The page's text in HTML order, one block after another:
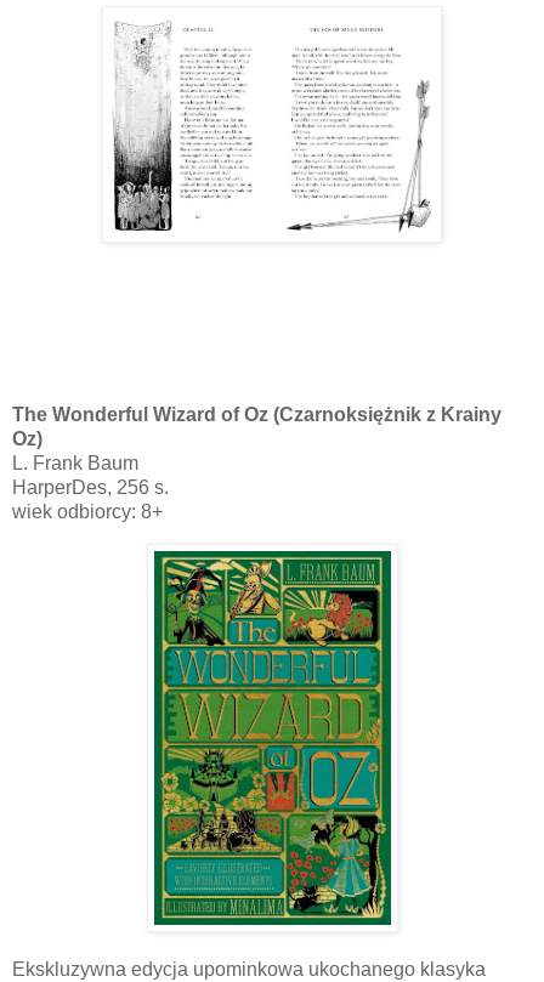
The Wonderful Wizard of Oz (Czarnoksiężnik z Krainy
Oz)
L. Frank Baum
‎HarperDes, 256 s.
wiek odbiorcy: 8+
Ekskluzywna edycja upominkowa ukochanego klasyka